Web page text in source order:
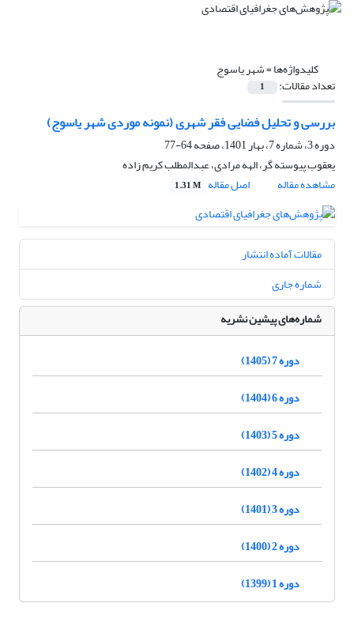
کلیدواژه‌ها =شهر یاسوج
تعداد مقالات: 1
بررسی و تحلیل فضایی فقر شهری (نمونه موردی شهر یاسوج)
دوره 3، شماره 7، بهار 1401، صفحه
64-77
یعقوب پیوسته گر، الهه مرادی، عبدالمطلب کریم زاده
مشاهده مقاله
اصل مقاله 1.31 M
مقالات آماده انتشار
شماره جاری
شماره‌های پیشین نشریه
دوره 7 (1405)
دوره 6 (1404)
دوره 5 (1403)
دوره 4 (1402)
دوره 3 (1401)
دوره 2 (1400)
دوره 1 (1399)